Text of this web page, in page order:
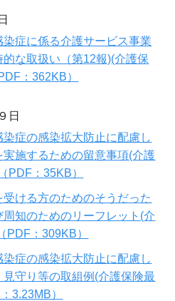
症に係る介護サービス事業
な取扱い（第12報)(介護保
：362KB）
日
症の感染拡大防止に配慮し
施するための留意事項(介護
PDF：35KB）
ける方のためのそうだった
知のためのリーフレット(介
PDF：309KB）
症の感染拡大防止に配慮し
守り等の取組例(介護保険最
3.23MB）